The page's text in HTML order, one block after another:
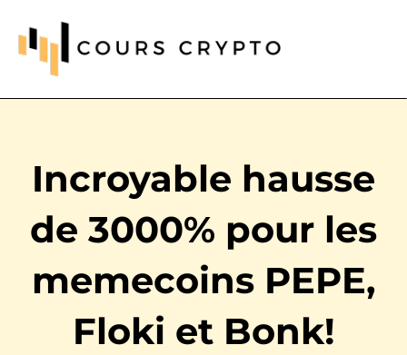
Incroyable hausse
de 3000% pour les
memecoins PEPE,
Floki et Bonk!